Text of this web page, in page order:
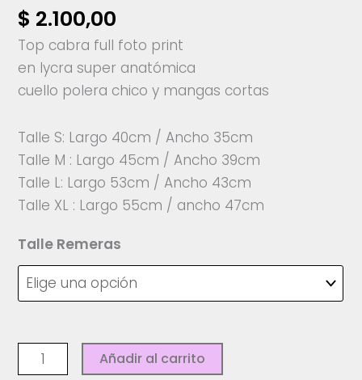
$ 2.100,00
Top cabra full foto print
en lycra super anatómica
cuello polera chico y mangas cortas
Talle S: Largo 40cm / Ancho 35cm
Talle M : Largo 45cm / Ancho 39cm
Talle L: Largo 53cm / Ancho 43cm
Talle XL : Largo 55cm / ancho 47cm
Talle Remeras
Top
cabra
Añadir al carrito